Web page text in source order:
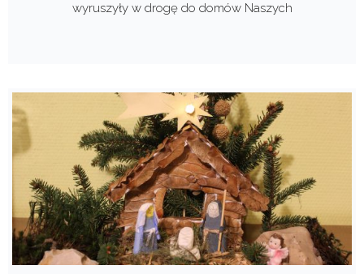
wyruszyły w drogę do domów Naszych